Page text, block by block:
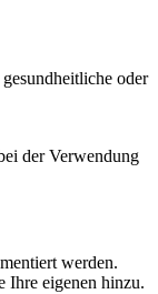
oder
der Verwendung
werden.
Ihre eigenen hinzu.